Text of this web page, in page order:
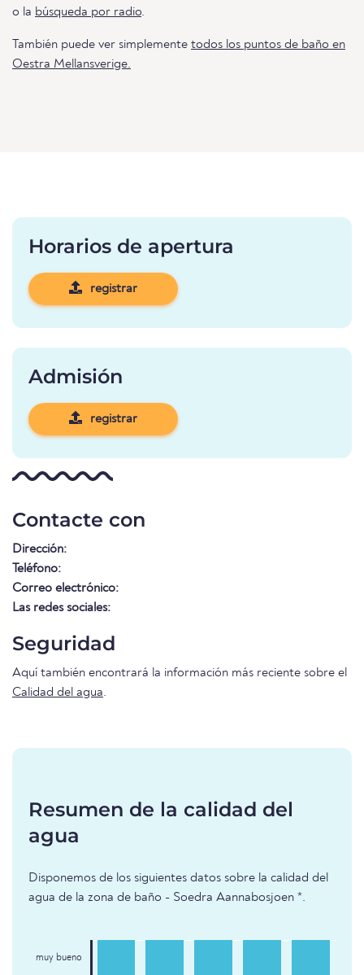
o la búsqueda por radio.
También puede ver simplemente todos los puntos de baño en
Oestra Mellansverige.
Horarios de apertura
registrar
Admisión
registrar
Contacte con
Dirección:
Teléfono:
Correo electrónico:
Las redes sociales:
Seguridad
Aquí también encontrará la información más reciente sobre el
Calidad del agua.
Resumen de la calidad del
agua
Disponemos de los siguientes datos sobre la calidad del
agua de la zona de baño - Soedra Aannabosjoen *.
muy bueno